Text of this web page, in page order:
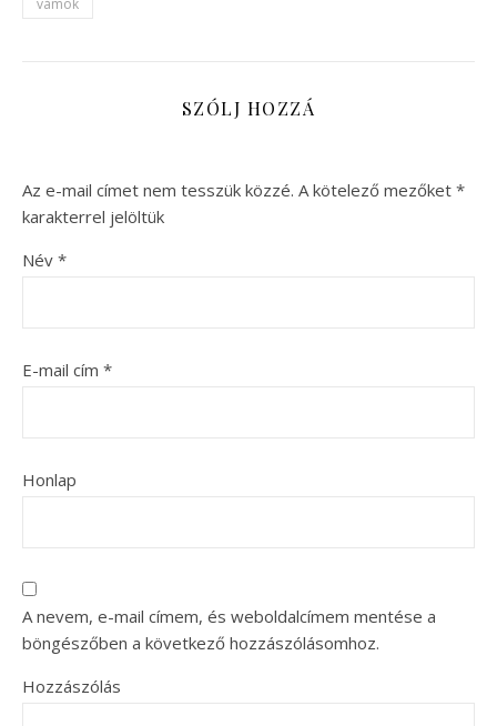
vámok
SZÓLJ HOZZÁ
Az e-mail címet nem tesszük közzé. A kötelező mezőket *
karakterrel jelöltük
Név *
E-mail cím *
Honlap
A nevem, e-mail címem, és weboldalcímem mentése a
böngészőben a következő hozzászólásomhoz.
Hozzászólás